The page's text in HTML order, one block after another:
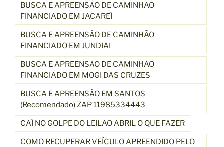
BUSCA E APREENSÃO DE CAMINHÃO
FINANCIADO EM JACAREÍ
BUSCA E APREENSÃO DE CAMINHÃO
FINANCIADO EM JUNDIAI
BUSCA E APREENSÃO DE CAMINHÃO
FINANCIADO EM MOGI DAS CRUZES
BUSCA E APREENSÃO EM SANTOS
(Recomendado) ZAP 11985334443
CAÍ NO GOLPE DO LEILÃO ABRIL O QUE FAZER
COMO RECUPERAR VEÍCULO APREENDIDO PELO